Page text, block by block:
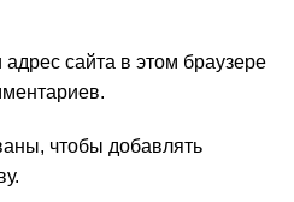
сайта в этом браузере
чтобы добавлять